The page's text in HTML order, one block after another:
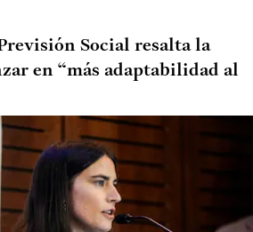
Social resalta la
en “más adaptabilidad al